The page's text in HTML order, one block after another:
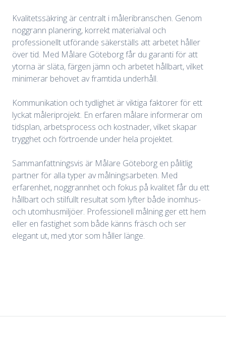
Kvalitetssäkring är centralt i måleribranschen. Genom
noggrann planering, korrekt materialval och
professionellt utförande säkerställs att arbetet håller
över tid. Med Målare Göteborg får du garanti för att
ytorna är släta, färgen jämn och arbetet hållbart, vilket
minimerar behovet av framtida underhåll.
Kommunikation och tydlighet är viktiga faktorer för ett
lyckat måleriprojekt. En erfaren målare informerar om
tidsplan, arbetsprocess och kostnader, vilket skapar
trygghet och förtroende under hela projektet.
Sammanfattningsvis är Målare Göteborg en pålitlig
partner för alla typer av målningsarbeten. Med
erfarenhet, noggrannhet och fokus på kvalitet får du ett
hållbart och stilfullt resultat som lyfter både inomhus-
och utomhusmiljöer. Professionell målning ger ett hem
eller en fastighet som både känns fräsch och ser
elegant ut, med ytor som håller länge.